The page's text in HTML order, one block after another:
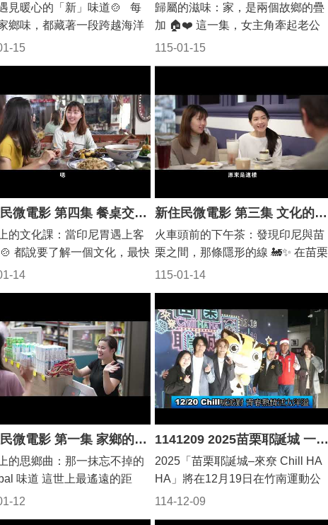
黃惠琴以及觀光旅宿單位等
欣賞宣傳短片，行銷苗栗旅
刊。 記者會由山佳太鼓
氣勢磅礡的表演，現場特別
任務即可免費領取《苗栗玩透
專刊並和陳志強、曾智希合
一早縣府一辦大廳擠滿人潮，
排隊領取號碼牌依序上台從
、曾智希手中獲得專刊，並
離台北近又有世外桃源的感
此每年的家族旅遊苗栗都會
，但經過這次的拍攝發現其
玩透透，還有很多地方沒去
好多美食，拍攝時每到一個
概是在10多年前時曾在三義
像劇《愛在桐花紛飛時》，
對桐花的浪漫氛圍印象深
栗真的好美，對苗栗也有種
家料理，最愛的是客家控
將黑糖糕帶回當作伴手禮也
好友讚不絕口，歡迎大家來
幼獅產業園區重要道路，由
寬度無法負荷平日上下班人
每逢假期人流車潮，使得交
大，不分平日、假日常會有
部核定納入「生活圈道路交
統建設計畫(公路系統)6年計畫
年)」辦理，核定總經費
3億6,137.4萬元(中央款3億
萬元、地方配合款5,420.6
揚，除核定總經費，縣府也
費9,325萬元(工程費5,400萬
地費3,925萬元)，工程總經
8,562.4萬元(工程費3億
萬元（含代辦工程費3100
、用地費7,500萬元、配合台
今天的動土典禮在苑裡交流
坤食品第二停車場舉行，由
東錦、縣府交通工務處長古
台中市政府副秘書長林育
立委陳超明、苑裡鎮長劉育
香祝禱施工順利，地方也帶
祥獅獻瑞表演熱鬧慶祝。
務處長古明弘簡報指出，本
5K+470(國3苑裡交流道)，
15
見暖心的「新」味道🍲 每
鄉味，都藏著一段跨越海洋
。 苗栗縣政府暖心推出微
每一位在苗栗落地生根的新
。 影片透過細膩的鏡頭，記
住民姊妹們如何將思鄉情懷化
力量。 從餐桌上的文化交
山城裡的融合點滴，這不僅
饗宴，看見多元文化的生命
受這座城市最包容的溫度。
縣政府 #苗南區新住民家庭服
#苗北區新住民家庭服務中
城中的新味道 #新住民 #多
115-01-15
歸屬的滋味：家，是兩個故鄉的疊
加 🏠❤️ 這一集，女主角牽起老公
的手，走進道地的印尼餐廳。 「老
好吃，女主角臉上揚起了最自信的
笑容。 曾經，她以為歸屬感是努力
變成「台灣媳婦」； 現在她明白，
真正的歸屬感，是能帶著最愛的
人，走進自己的過去，並一起擁抱
道，都煮進生活裡。 #苗栗縣政府
#歸屬感 #新住民故事 #印尼料理 #
跨國婚姻 #家的味道 #雙重家鄉
新住民微電影 第四集 餐桌交流 品嘗客家料理
14
的文化課：當印尼胃遇上客
都說要了解一個文化，最快
就是「吃」！ 這一集，女主
「這道『客家小炒』的鹹
我想起了家鄉的炒料！」
絲大腸』的酸爽，竟然這麼
艷！」 從原本的小心翼翼，
口品嚐、滿臉驚喜。女主角發
餐飯的時間，讓兩顆心靠得
也讓台灣這片土地，吃起來
的味道。 （未完待續….） #
政府 #客家料理 #美食無國
尼新住民 #舌尖上的驚喜 #
新住民微電影 第三集 文化的異同
115-01-14
火車頭前的下午茶：發現印尼與苗
栗之間，那條隱形的線 🚂✨ 在苗栗
火車頭園區，時光隨著鐵軌緩緩延
茶。 聽著長輩娓娓道來苗栗客家人
敬天愛人、硬頸打拼的精神，以及
對信仰的虔誠，女主角聽得入神，
心中卻泛起一陣驚喜： 「這不就是
我在印尼時，長輩們常說的道理
嗎？」 原來，無論是在苗栗的山
勤奮自強、守護家庭的靈魂是一模
一樣的。 這場下午茶，讓女主角發
現，原來自己與這片土地的距離，
比想像中還要近。 （未完待續….）
#苗栗縣政府 #苗栗火車頭 #客家精
新住民微電影 第一集 家鄉的味道
12
的思鄉曲：那一抹忘不掉的
味道 這世上最遙遠的距
是生與死，而是我想吃家鄉
1141209 2025苗栗耶誕城 一連6天來Chill HA HA(影音新聞)
114-12-09
2025「苗栗耶誕城–來尞 Chill HA
HA」將在12月19日在竹南運動公
園熱鬧開城，舉辦連續6天，天天